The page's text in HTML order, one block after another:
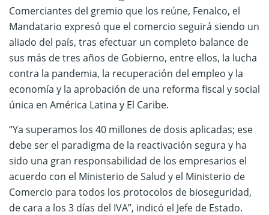
Comerciantes del gremio que los reúne, Fenalco, el
Mandatario expresó que el comercio seguirá siendo un
aliado del país, tras efectuar un completo balance de
sus más de tres años de Gobierno, entre ellos, la lucha
contra la pandemia, la recuperación del empleo y la
economía y la aprobación de una reforma fiscal y social
única en América Latina y El Caribe.
“Ya superamos los 40 millones de dosis aplicadas; ese
debe ser el paradigma de la reactivación segura y ha
sido una gran responsabilidad de los empresarios el
acuerdo con el Ministerio de Salud y el Ministerio de
Comercio para todos los protocolos de bioseguridad,
de cara a los 3 días del IVA”, indicó el Jefe de Estado.